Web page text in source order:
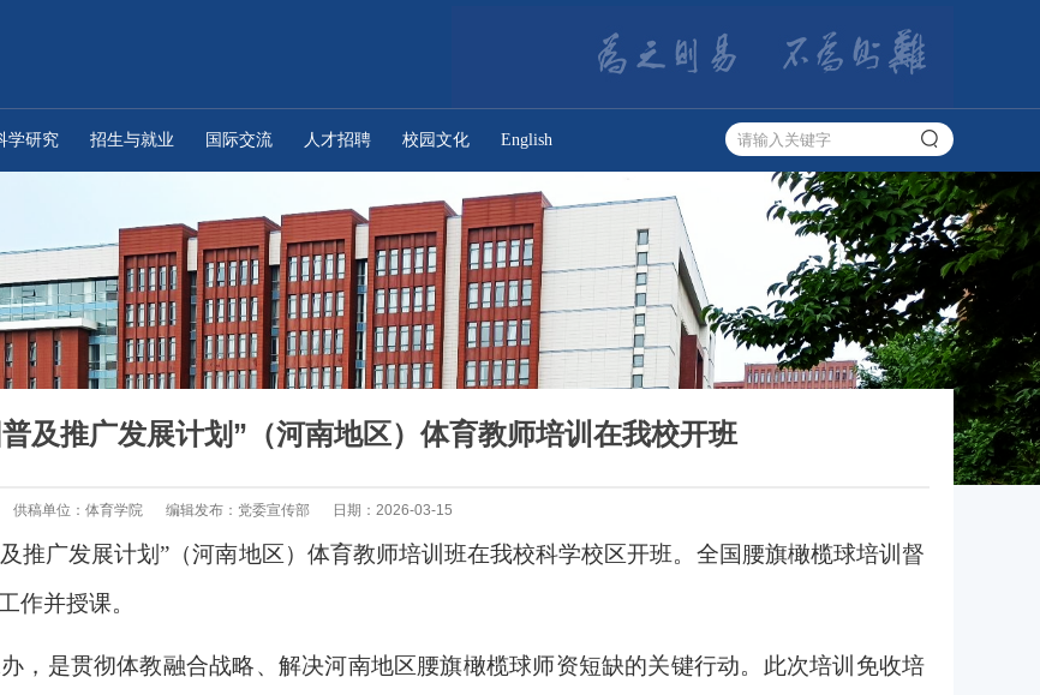
学研究 招生与就业 国际交流 人才招聘 校园文化 English
及推广发展计划”（河南地区）体育教师培训在我校开班
供稿单位：体育学院 编辑发布：党委宣传部 日期：2026-03-15
推广发展计划”（河南地区）体育教师培训班在我校科学校区开班。全国腰旗橄榄球培训督
作并授课。
，是贯彻体教融合战略、解决河南地区腰旗橄榄球师资短缺的关键行动。此次培训免收培